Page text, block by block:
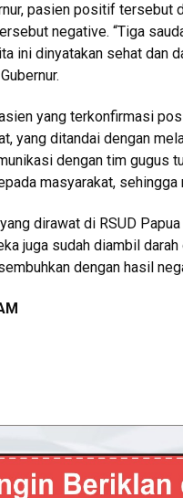
pasien positif tersebut
negative. “Tiga
ini dinyatakan sehat dan
yang terkonfirmasi
yang ditandai dengan
dengan tim gugus
masyarakat,
dirawat di RSUD
juga sudah diambil
dengan hasil